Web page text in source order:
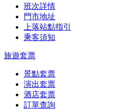
班次詳情
門市地址
上落站點指引
乘客須知
旅遊套票
景點套票
演出套票
酒店套票
訂單查詢